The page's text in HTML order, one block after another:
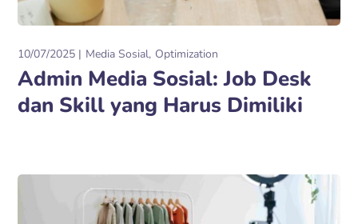
10/07/2025 Media Sosial Optimization
Admin Media Sosial: Job Desk
dan Skill yang Harus Dimiliki